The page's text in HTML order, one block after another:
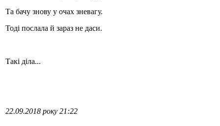
Та бачу знову у очах зневагу.
Тоді послала й зараз не даси.
Такі діла...
22.09.2018 року 21:22